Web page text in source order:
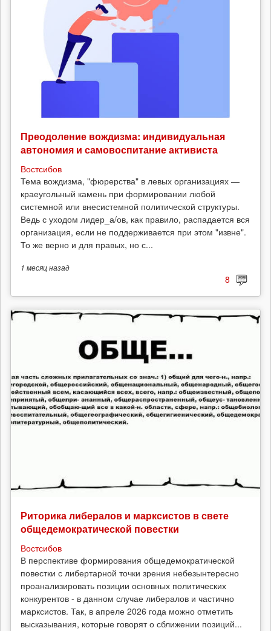
Преодоление вождизма: индивидуальная
автономия и самовоспитание активиста
Востсибов
Тема вождизма, "фюрерства" в левых организациях —
краеугольный камень при формировании любой
системной или внесистемной политической структуры.
Ведь с уходом лидер_а/ов, как правило, распадается вся
организация, если не поддерживается при этом "извне".
То же верно и для правых, но с...
1 месяцназад
8
Риторика либералов и марксистов в свете
общедемократической повестки
Востсибов
В перспективе формирования общедемократической
повестки с либертарной точки зрения небезынтересно
проанализировать позиции основных политических
конкурентов - в данном случае либералов и частично
марксистов. Так, в апреле 2026 года можно отметить
высказывания, которые говорят о сближении позиций...